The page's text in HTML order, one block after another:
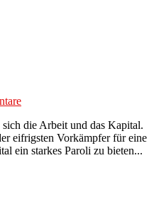
die Arbeit und das Kapital.
eifrigsten Vorkämpfer für eine
ein starkes Paroli zu bieten...